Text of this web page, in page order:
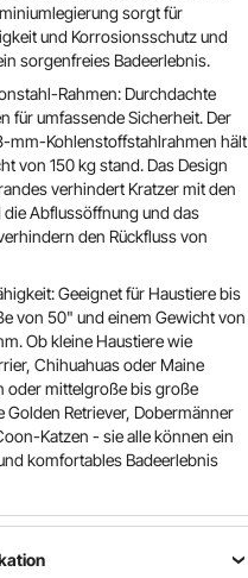
sorgt für
und Korrosionsschutz und
sorgenfreies Badeerlebnis.
Rahmen: Durchdachte
für umfassende Sicherheit. Der
mm-Kohlenstoffstahlrahmen hält
von 150 kg stand. Das Design
verhindert Kratzer mit den
die Abflussöffnung und das
den Rückfluss von
Geeignet für Haustiere bis
von 50" und einem Gewicht von
Ob kleine Haustiere wie
Chihuahuas oder Maine
oder mittelgroße bis große
Golden Retriever, Dobermänner
Katzen - sie alle können ein
komfortables Badeerlebnis